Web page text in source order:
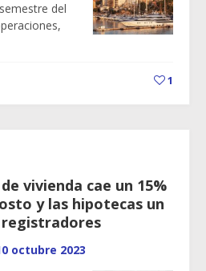
del
1
vivienda cae un 15%
y las hipotecas un
registradores
octubre 2023